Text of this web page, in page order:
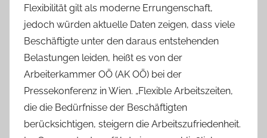
Flexibilität gilt als moderne Errungenschaft,
jedoch würden aktuelle Daten zeigen, dass viele
Beschäftigte unter den daraus entstehenden
Belastungen leiden, heißt es von der
Arbeiterkammer OÖ (AK OÖ) bei der
Pressekonferenz in Wien. „Flexible Arbeitszeiten,
die die Bedürfnisse der Beschäftigten
berücksichtigen, steigern die Arbeitszufriedenheit.